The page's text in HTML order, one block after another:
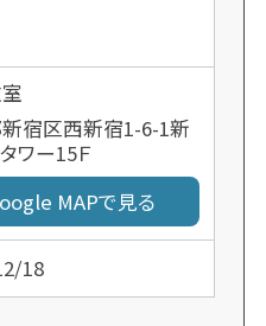
宿区西新宿1-6-1新
ワー15Ｆ
MAPで見る
18